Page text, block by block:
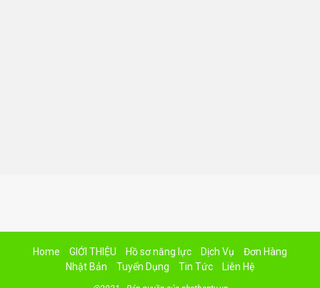
Home GIỚI THIỆU Hồ sơ năng lực Dịch Vụ
Đơn Hàng
Nhật Bản
Tuyển Dụng Tin Tức Liên Hệ